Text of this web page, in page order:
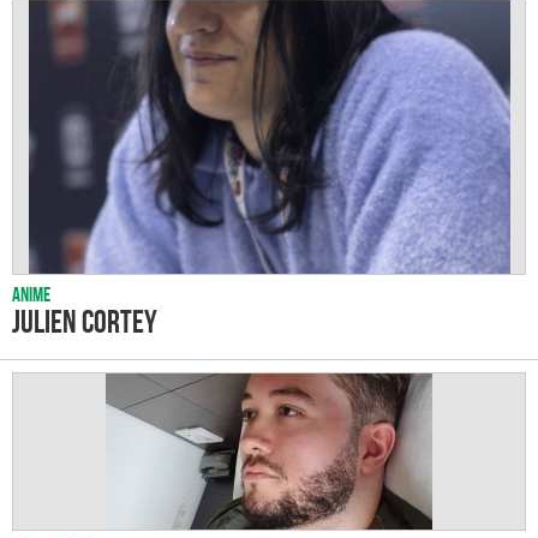
Anime
Julien Cortey